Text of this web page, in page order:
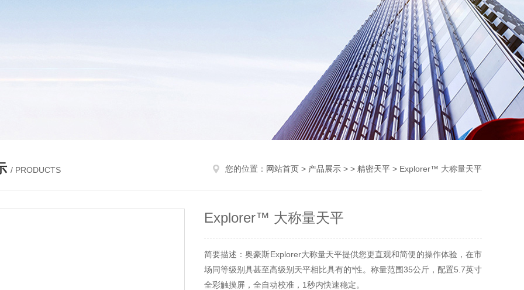
/ PRODUCTS 您的位置： 网站首页 > 产品展示 > > 精密天平 > Explorer™ 大称量天平
Explorer™ 大称量天平
简要描述：奥豪斯Explorer大称量天平提供您更直观和简便的操作体验，在市
场同等级别具甚至高级别天平相比具有的*性。称量范围35公斤，配置5.7英寸
全彩触摸屏，全自动校准，1秒内快速稳定。